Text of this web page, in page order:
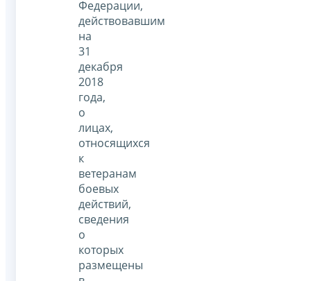
Федерации,
действовавшим
на
31
декабря
2018
года,
о
лицах,
относящихся
к
ветеранам
боевых
действий,
сведения
о
которых
размещены